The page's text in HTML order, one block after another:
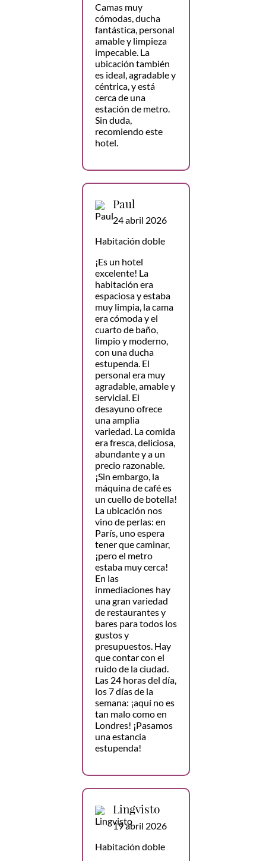
Camas muy
cómodas, ducha
fantástica, personal
amable y limpieza
impecable. La
ubicación también
es ideal, agradable y
céntrica, y está
cerca de una
estación de metro.
Sin duda,
recomiendo este
hotel.
Paul
24 abril 2026
Habitación doble
¡Es un hotel
excelente! La
habitación era
espaciosa y estaba
muy limpia, la cama
era cómoda y el
cuarto de baño,
limpio y moderno,
con una ducha
estupenda. El
personal era muy
agradable, amable y
servicial. El
desayuno ofrece
una amplia
variedad. La comida
era fresca, deliciosa,
abundante y a un
precio razonable.
¡Sin embargo, la
máquina de café es
un cuello de botella!
La ubicación nos
vino de perlas: en
París, uno espera
tener que caminar,
¡pero el metro
estaba muy cerca!
En las
inmediaciones hay
una gran variedad
de restaurantes y
bares para todos los
gustos y
presupuestos. Hay
que contar con el
ruido de la ciudad.
Las 24 horas del día,
los 7 días de la
semana: ¡aquí no es
tan malo como en
Londres! ¡Pasamos
una estancia
estupenda!
Lingvisto
19 abril 2026
Habitación doble